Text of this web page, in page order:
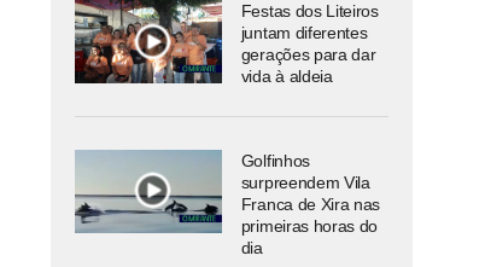
Festas dos Liteiros
juntam diferentes
gerações para dar
vida à aldeia
Golfinhos
surpreendem Vila
Franca de Xira nas
primeiras horas do
dia